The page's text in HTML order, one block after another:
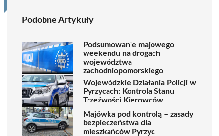
Podobne Artykuły
Podsumowanie majowego
weekendu na drogach
województwa
zachodniopomorskiego
Wojewódzkie Działania Policji w
Pyrzycach: Kontrola Stanu
Trzeźwości Kierowców
Majówka pod kontrolą – zasady
bezpieczeństwa dla
mieszkańców Pyrzyc